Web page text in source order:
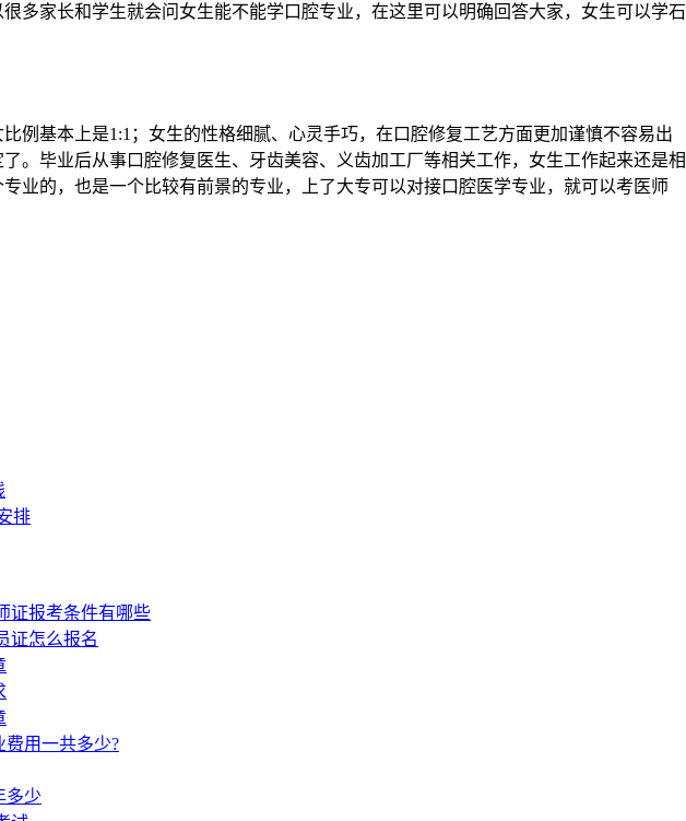
多家长和学生就会问女生能不能学口腔专业，在这里可以明确回答大家，女生可以学石
例基本上是1:1；女生的性格细腻、心灵手巧，在口腔修复工艺方面更加谨慎不容易出
。毕业后从事口腔修复医生、牙齿美容、义齿加工厂等相关工作，女生工作起来还是相
业的，也是一个比较有前景的专业，上了大专可以对接口腔医学专业，就可以考医师
排
证报考条件有哪些
证怎么报名
费用一共多少?
多少